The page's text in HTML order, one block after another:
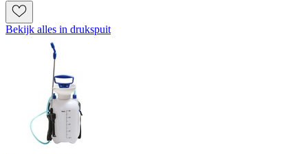
Bekijk alles in drukspuit